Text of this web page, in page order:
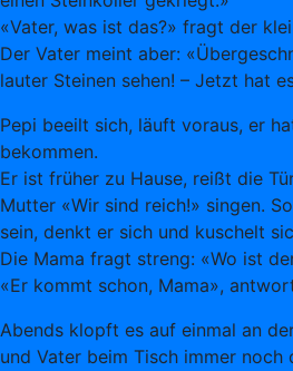
«Vater, was ist das?» fragt der
Der Vater meint aber:
lauter Steinen sehen! – Jetzt hat
Pepi beeilt sich, läuft voraus, er
bekommen.
Er ist früher zu Hause, reißt die
Mutter «Wir sind reich!» singen.
sein, denkt er sich und kuschelt
Die Mama fragt streng: «Wo ist
«Er kommt schon, Mama»,
Abends klopft es auf einmal an
und Vater beim Tisch immer